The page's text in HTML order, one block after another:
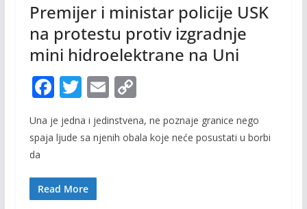
Premijer i ministar policije USK
na protestu protiv izgradnje
mini hidroelektrane na Uni
F
ac
e
b
o
o
T
itt
er
E
ai
C
p
Una je jedna i jedinstvena, ne poznaje granice nego
spaja ljude sa njenih obala koje neće posustati u borbi
da
Read More